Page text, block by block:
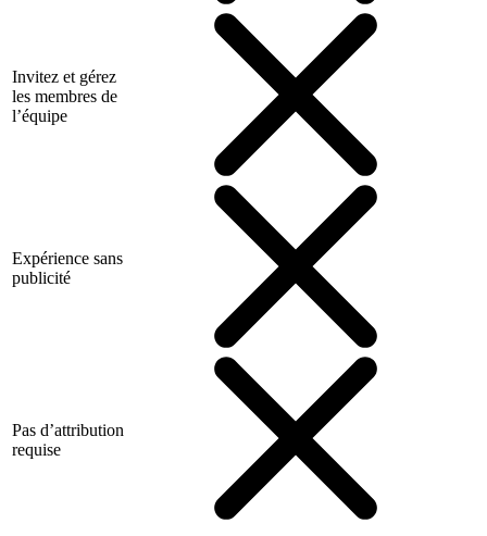
Invitez et gérez
les membres de
l’équipe
Expérience sans
publicité
Pas d’attribution
requise